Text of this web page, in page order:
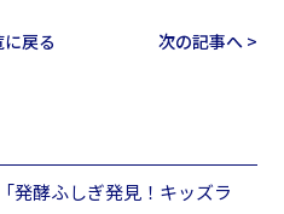
に戻る 次の記事へ >
発酵ふしぎ発見！キッズラ